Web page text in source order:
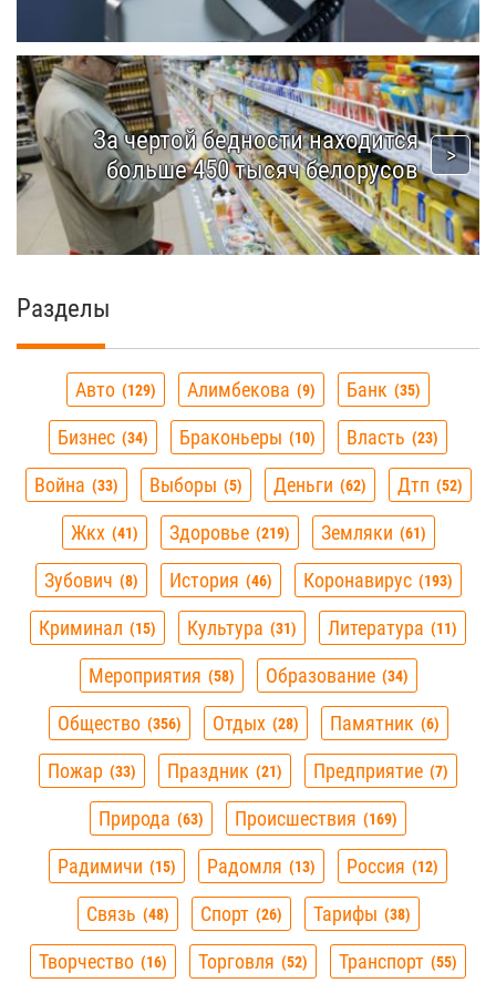
За чертой бедности находится
больше 450 тысяч белорусов
Разделы
Авто 129 Алимбекова 9 Банк 35
Бизнес 34 Браконьеры 10 Власть 23
Война 33 Выборы 5 Деньги 62 Дтп 52
Жкх 41 Здоровье 219 Земляки 61
Зубович 8 История 46 Коронавирус 193
Криминал 15 Культура 31 Литература 11
Мероприятия 58 Образование 34
Общество 356 Отдых 28 Памятник 6
Пожар 33 Праздник 21 Предприятие 7
Природа 63 Происшествия 169
Радимичи 15 Радомля 13 Россия 12
Связь 48 Спорт 26 Тарифы 38
Творчество 16 Торговля 52 Транспорт 55